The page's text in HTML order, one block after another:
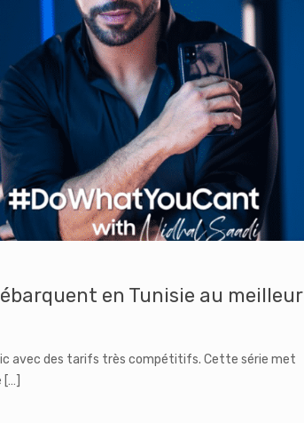
en Tunisie au meilleur
avec des tarifs très compétitifs. Cette série met
[…]